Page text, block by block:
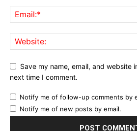
Save my name, email, and website
next time I comment.
Notify me of follow-up comments by
Notify me of new posts by email.